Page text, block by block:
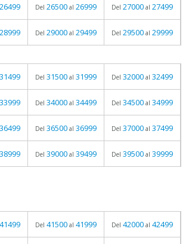
26499 Del 26500 al 26999 Del 27000 al 27499
28999 Del 29000 al 29499 Del 29500 al 29999
31499 Del 31500 al 31999 Del 32000 al 32499
33999 Del 34000 al 34499 Del 34500 al 34999
36499 Del 36500 al 36999 Del 37000 al 37499
38999 Del 39000 al 39499 Del 39500 al 39999
41499 Del 41500 al 41999 Del 42000 al 42499